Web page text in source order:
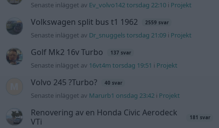
Senaste inlägget av Ev_volvo142 torsdag 22:10 i Projekt
Volkswagen split bus t1 1962 2559 svar
Senaste inlägget av Dr_snuggels torsdag 21:09 i Projekt
Golf Mk2 16v Turbo 137 svar
Senaste inlägget av 16vt4m torsdag 19:51 i Projekt
Volvo 245 ?Turbo? 40 svar
Senaste inlägget av Marurb1 onsdag 23:42 i Projekt
Renovering av en Honda Civic Aerodeck
VTi
181 svar